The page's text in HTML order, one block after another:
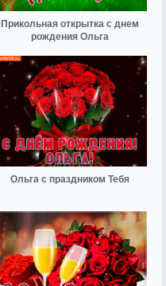
Прикольная открытка с днем
рождения Ольга
Ольга с праздником Тебя